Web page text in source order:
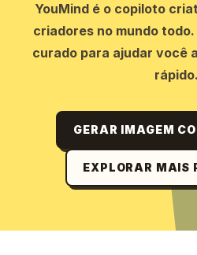
YouMind é o copiloto
criadores no mundo
curado para ajudar você
rápido.
GERAR IMAGEM
EXPLORAR MAIS